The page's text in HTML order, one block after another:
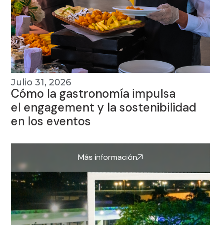
Julio 31, 2026
Cómo la gastronomía impulsa
el engagement y la sostenibilidad
en los eventos
Más información